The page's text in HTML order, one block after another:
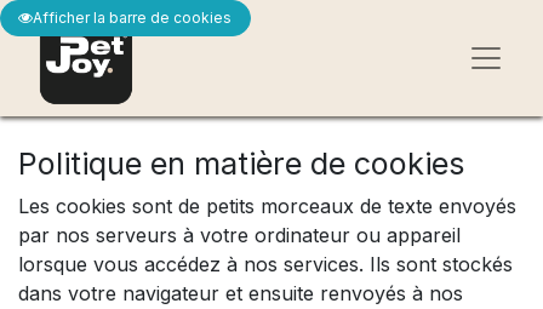
Politique en matière de cookies
Les cookies sont de petits morceaux de texte envoyés
par nos serveurs à votre ordinateur ou appareil
lorsque vous accédez à nos services. Ils sont stockés
dans votre navigateur et ensuite renvoyés à nos
Afficher la barre de cookies